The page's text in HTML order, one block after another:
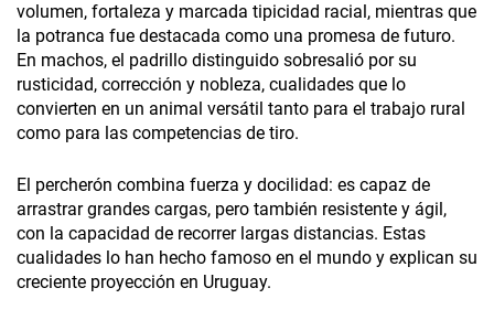
volumen, fortaleza y marcada tipicidad racial, mientras que
la potranca fue destacada como una promesa de futuro.
En machos, el padrillo distinguido sobresalió por su
rusticidad, corrección y nobleza, cualidades que lo
convierten en un animal versátil tanto para el trabajo rural
como para las competencias de tiro.
El percherón combina fuerza y docilidad: es capaz de
arrastrar grandes cargas, pero también resistente y ágil,
con la capacidad de recorrer largas distancias. Estas
cualidades lo han hecho famoso en el mundo y explican­ su
creciente proyección en Uruguay.